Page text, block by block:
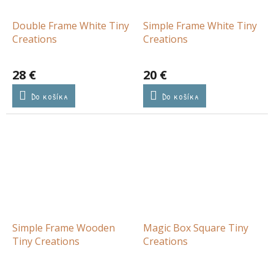
Double Frame White Tiny
Creations
28 €
Do košíka
Simple Frame White Tiny
Creations
20 €
Do košíka
Simple Frame Wooden
Tiny Creations
Magic Box Square Tiny
Creations